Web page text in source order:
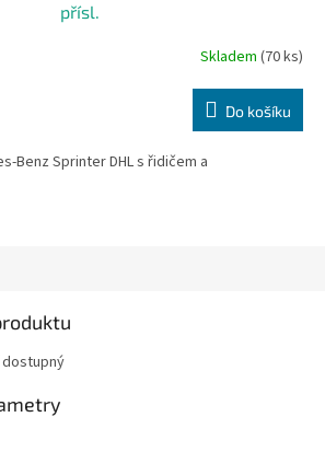
přísl.
Skladem (70 ks)
Do košíku
Benz Sprinter DHL s řidičem a